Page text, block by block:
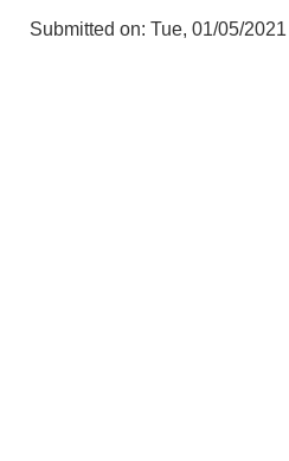
Submitted on: Tue, 01/05/